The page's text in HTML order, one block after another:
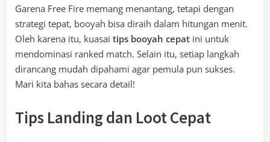
Garena Free Fire memang menantang, tetapi dengan
strategi tepat, booyah bisa diraih dalam hitungan menit.
Oleh karena itu, kuasai tips booyah cepat ini untuk
mendominasi ranked match. Selain itu, setiap langkah
dirancang mudah dipahami agar pemula pun sukses.
Mari kita bahas secara detail!
Tips Landing dan Loot Cepat